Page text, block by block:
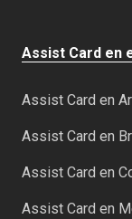
Assist Card en
Assist Card en
Assist Card en
Assist Card en
Assist Card en